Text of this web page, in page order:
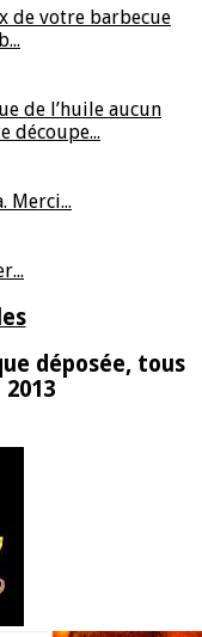
de votre barbecue
de l’huile aucun
découpe...
Merci...
déposée, tous